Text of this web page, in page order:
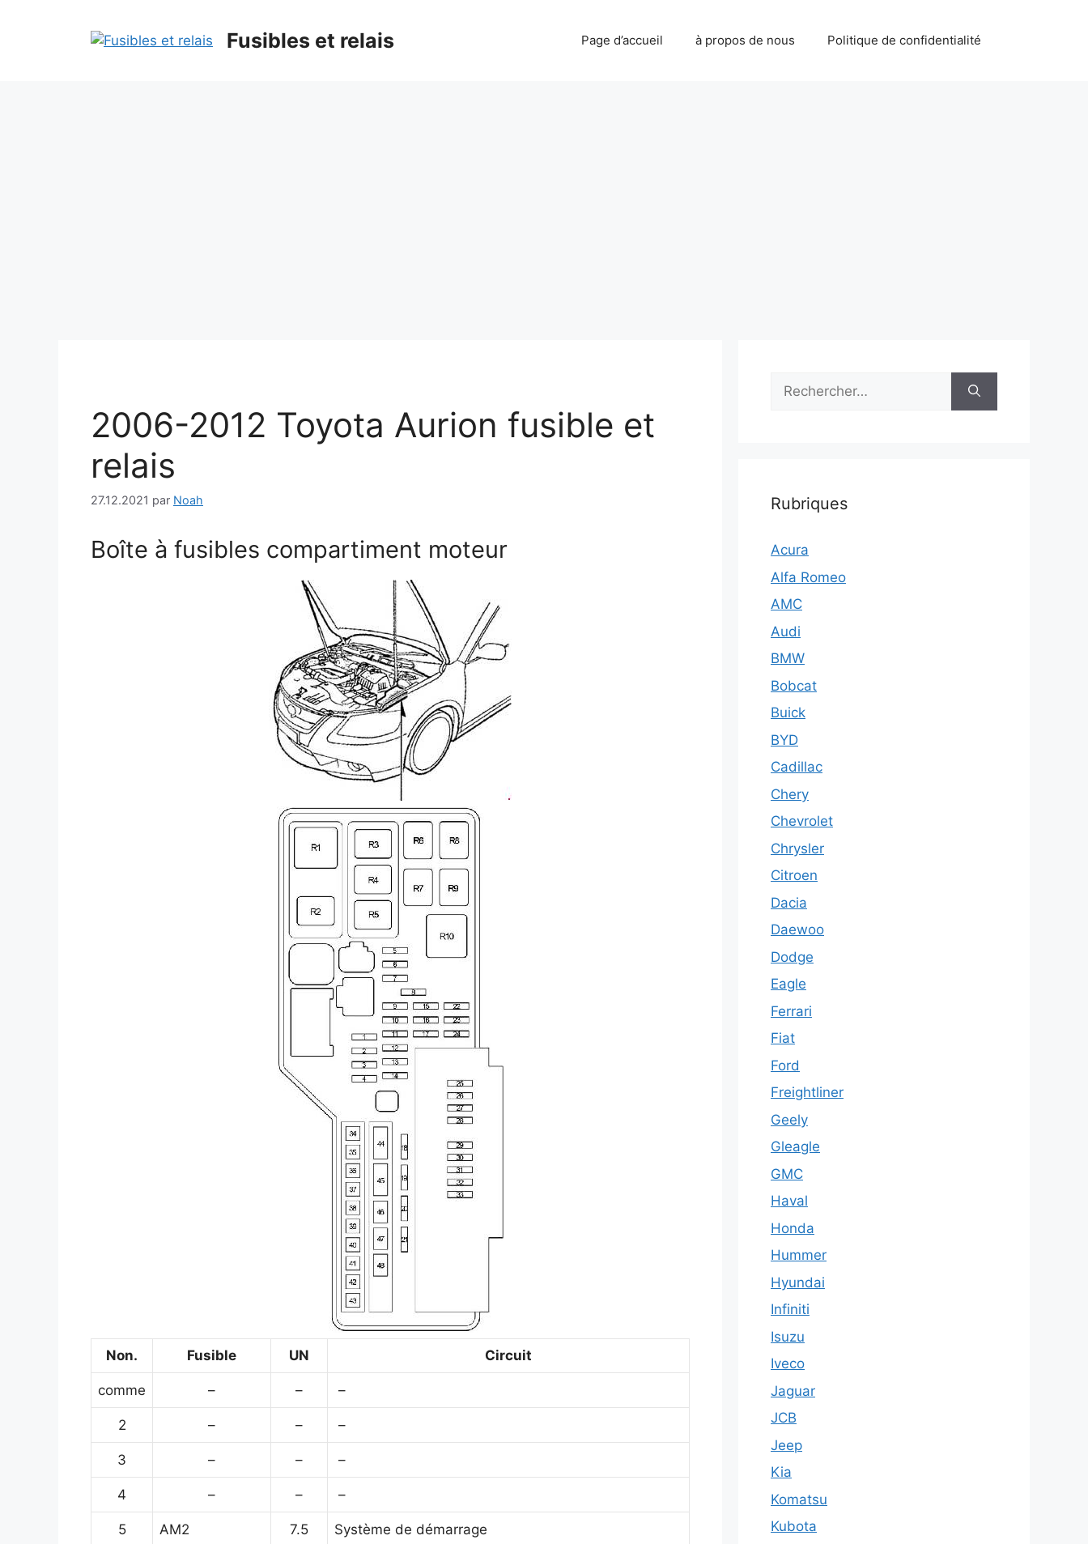
Fusibles et relais Page d’accueil à propos de nous Politique de confidentialité
2006-2012 Toyota Aurion fusible et
relais
27.12.2021 par Noah
Boîte à fusibles compartiment moteur
Non. Fusible UN Circuit
comme – – –
2 – – –
3 – – –
4 – – –
5 AM2 7.5 Système de démarrage
Rechercher :
Rubriques
Acura
Alfa Romeo
AMC
Audi
BMW
Bobcat
Buick
BYD
Cadillac
Chery
Chevrolet
Chrysler
Citroen
Dacia
Daewoo
Dodge
Eagle
Ferrari
Fiat
Ford
Freightliner
Geely
Gleagle
GMC
Haval
Honda
Hummer
Hyundai
Infiniti
Isuzu
Iveco
Jaguar
JCB
Jeep
Kia
Komatsu
Kubota